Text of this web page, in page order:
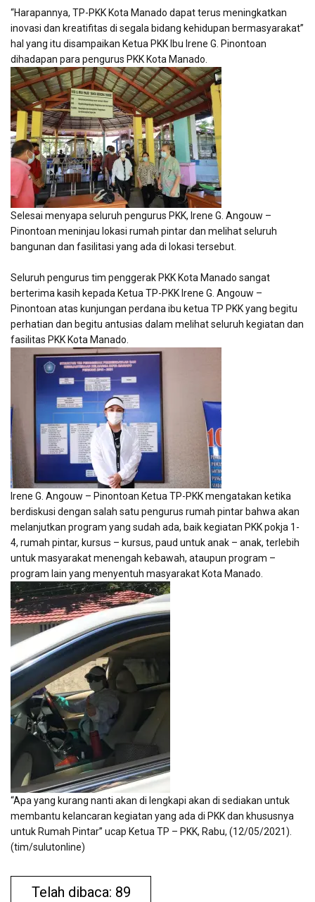
“Harapannya, TP-PKK Kota Manado dapat terus meningkatkan
inovasi dan kreatifitas di segala bidang kehidupan bermasyarakat”
hal yang itu disampaikan Ketua PKK Ibu Irene G. Pinontoan
dihadapan para pengurus PKK Kota Manado.
Selesai menyapa seluruh pengurus PKK, Irene G. Angouw –
Pinontoan meninjau lokasi rumah pintar dan melihat seluruh
bangunan dan fasilitasi yang ada di lokasi tersebut.
Seluruh pengurus tim penggerak PKK Kota Manado sangat
berterima kasih kepada Ketua TP-PKK Irene G. Angouw –
Pinontoan atas kunjungan perdana ibu ketua TP PKK yang begitu
perhatian dan begitu antusias dalam melihat seluruh kegiatan dan
fasilitas PKK Kota Manado.
Irene G. Angouw – Pinontoan Ketua TP-PKK mengatakan ketika
berdiskusi dengan salah satu pengurus rumah pintar bahwa akan
melanjutkan program yang sudah ada, baik kegiatan PKK pokja 1-
4, rumah pintar, kursus – kursus, paud untuk anak – anak, terlebih
untuk masyarakat menengah kebawah, ataupun program –
program lain yang menyentuh masyarakat Kota Manado.
“Apa yang kurang nanti akan di lengkapi akan di sediakan untuk
membantu kelancaran kegiatan yang ada di PKK dan khususnya
untuk Rumah Pintar” ucap Ketua TP – PKK, Rabu, (12/05/2021).
(tim/sulutonline)
Telah dibaca: 89